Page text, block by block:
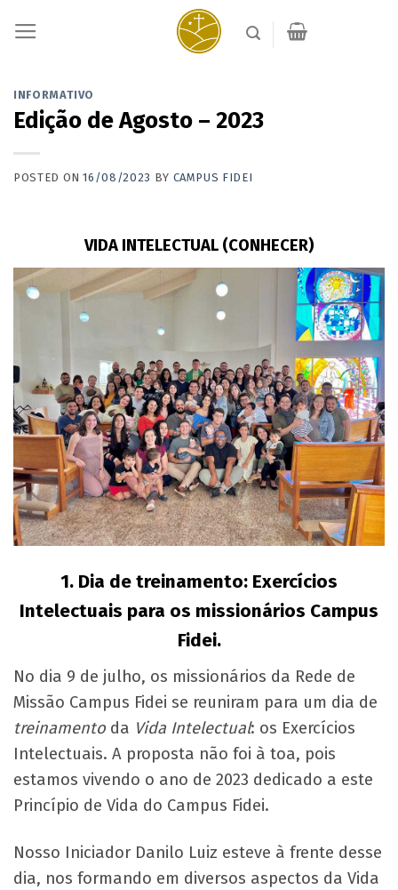
INFORMATIVO
Edição de Agosto – 2023
POSTED ON16/08/2023 BY CAMPUS FIDEI
VIDA INTELECTUAL (CONHECER)
1. Dia de treinamento: Exercícios
Intelectuais para os missionários Campus
Fidei.
No dia 9 de julho, os missionários da Rede de
Missão Campus Fidei se reuniram para um dia de
treinamento da Vida Intelectual: os Exercícios
Intelectuais. A proposta não foi à toa, pois
estamos vivendo o ano de 2023 dedicado a este
Princípio de Vida do Campus Fidei.
Nosso Iniciador Danilo Luiz esteve à frente desse
dia, nos formando em diversos aspectos da Vida